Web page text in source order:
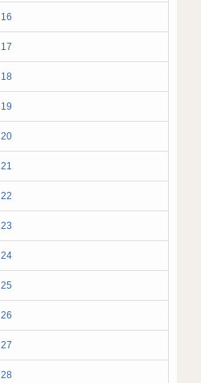
16
17
18
19
20
21
22
23
24
25
26
27
28